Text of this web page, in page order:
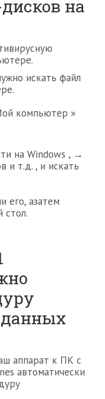
на
искать файл
компьютер »
на Windows , →
т.д. , и искать
его, азатем
стол.
данных
аппарат к ПК с
автоматически